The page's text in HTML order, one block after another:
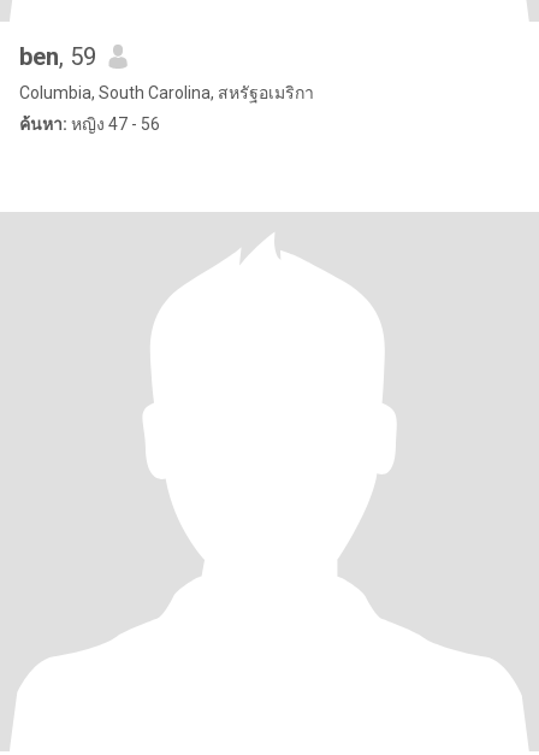
ben, 59
Columbia, South Carolina, สหรัฐอเมริกา
ค้นหา: หญิง 47 - 56